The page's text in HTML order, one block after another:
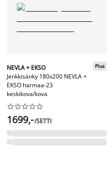
NEVLA + EKSO
Jenkkisänky 180x200 NEVLA +
EKSO harmaa-23
keskikova/kova
Plus






1699,-/SETTI